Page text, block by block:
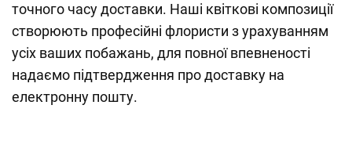
точного часу доставки. Наші квіткові композиції
створюють професійні флористи з урахуванням
усіх ваших побажань, для повної впевненості
надаємо підтвердження про доставку на
електронну пошту.